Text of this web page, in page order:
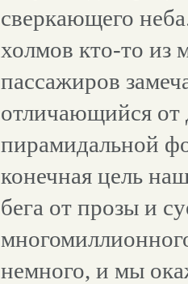
сверкающего
холмов кто-то из
пассажиров
отличающийся от
пирамидальной
конечная цель
бега от прозы и
немного, и мы